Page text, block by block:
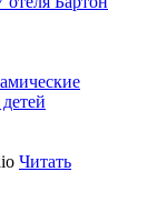
Читать